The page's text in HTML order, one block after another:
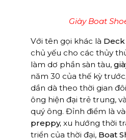
Giày Boat
Với tên gọi khác là Deck
chủ yếu cho các thủy
làm dơ phần sàn tàu,
năm 30 của thế kỳ
dần dà theo thời gian đôi
ông hiện đại trẻ trung,
quý ông. Đỉnh điểm là
preppy, xu hướng thời
triển của thời đại, Boat